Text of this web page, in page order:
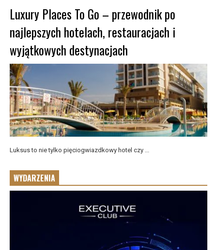
Luxury Places To Go – przewodnik po
najlepszych hotelach, restauracjach i
wyjątkowych destynacjach
Luksus to nie tylko pięciogwiazdkowy hotel czy ...
WYDARZENIA